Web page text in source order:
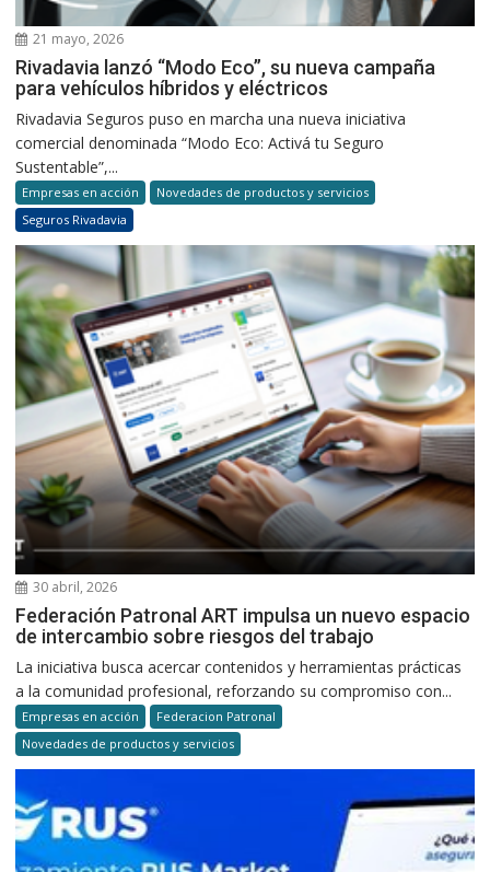
21 mayo, 2026
Rivadavia lanzó “Modo Eco”, su nueva campaña
para vehículos híbridos y eléctricos
Rivadavia Seguros puso en marcha una nueva iniciativa
comercial denominada “Modo Eco: Activá tu Seguro
Sustentable”,...
Empresas en acción
Novedades de productos y servicios
Seguros Rivadavia
30 abril, 2026
Federación Patronal ART impulsa un nuevo espacio
de intercambio sobre riesgos del trabajo
La iniciativa busca acercar contenidos y herramientas prácticas
a la comunidad profesional, reforzando su compromiso con...
Empresas en acción
Federacion Patronal
Novedades de productos y servicios